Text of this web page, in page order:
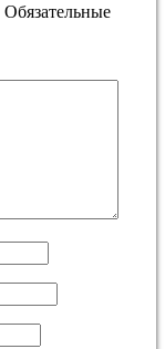
Обязательные